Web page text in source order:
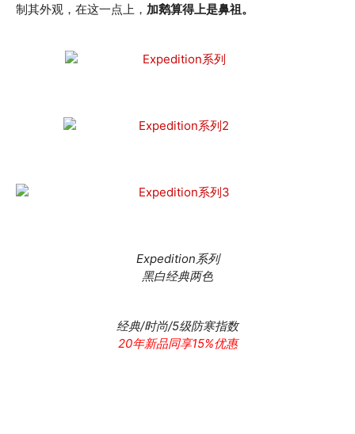
制其外观，在这一点上， 加鹅算得上是鼻祖。
Expedition系列
黑白经典两色
经典/时尚/5级防寒指数
20年新品同享15%优惠